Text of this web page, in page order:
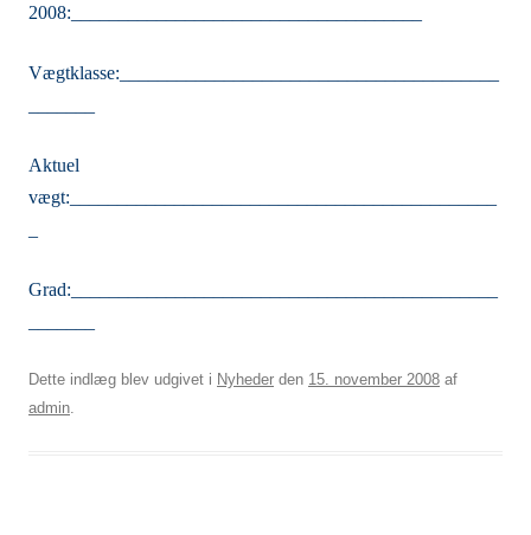
2008:_____________________________________
Vægtklasse:________________________________________
Aktuel
vægt:_____________________________________________
Grad:_____________________________________________
Dette indlæg blev udgivet i Nyheder den 15. november 2008 af
admin